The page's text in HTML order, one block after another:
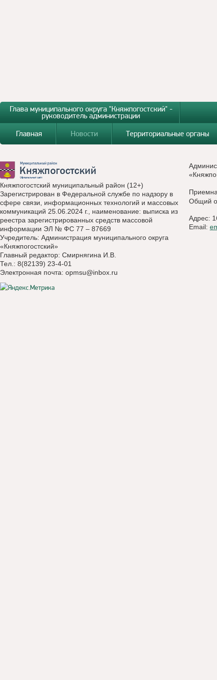
Глава муниципального округа "Княжпогостский" -
руководитель администрации
Главная
Новости Территориальные органы
Княжпогостский муниципальный район (12+)
Зарегистрирован в Федеральной службе по надзору в
сфере связи, информационных технологий и массовых
коммуникаций 25.06.2024 г., наименование: выписка из
реестра зарегистрированных средств массовой
информации ЭЛ № ФС 77 – 87669
Учредитель: Администрация муниципального округа
«Княжпогостский»
Главный редактор: Смирнягина И.В.
Тел.: 8(82139) 23-4-01
Электронная почта: opmsu@inbox.ru
Общий
Адрес:
Email: